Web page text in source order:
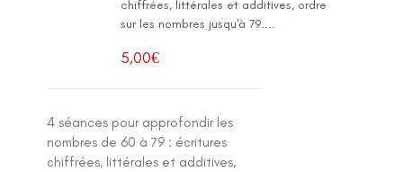
chiffrées, littérales et additives, ordre
sur les nombres jusqu'à 79....
5,00€
4 séances pour approfondir les
nombres de 60 à 79 : écritures
chiffrées, littérales et additives,